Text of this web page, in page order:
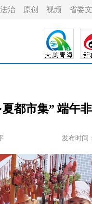
法治 原创 视频 省委
夏都市集” 端午
发布时间